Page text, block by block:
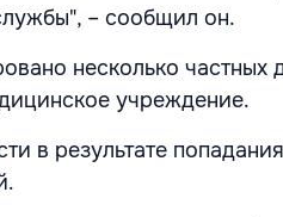
– сообщил он.
несколько частных
учреждение.
в результате